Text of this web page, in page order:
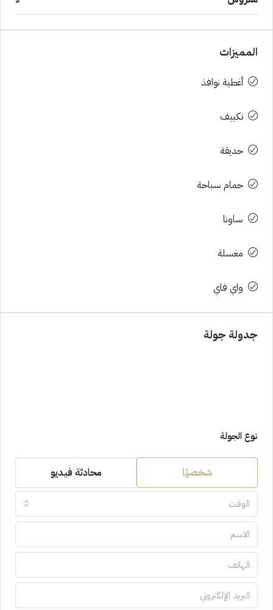
المميزات
أغطية نوافذ
تكييف
حديقة
حمام سباحة
ساونا
مغسلة
واي فاي
جدولة جولة
نوع الجولة
شخصيًا محادثة فيديو
الوقت